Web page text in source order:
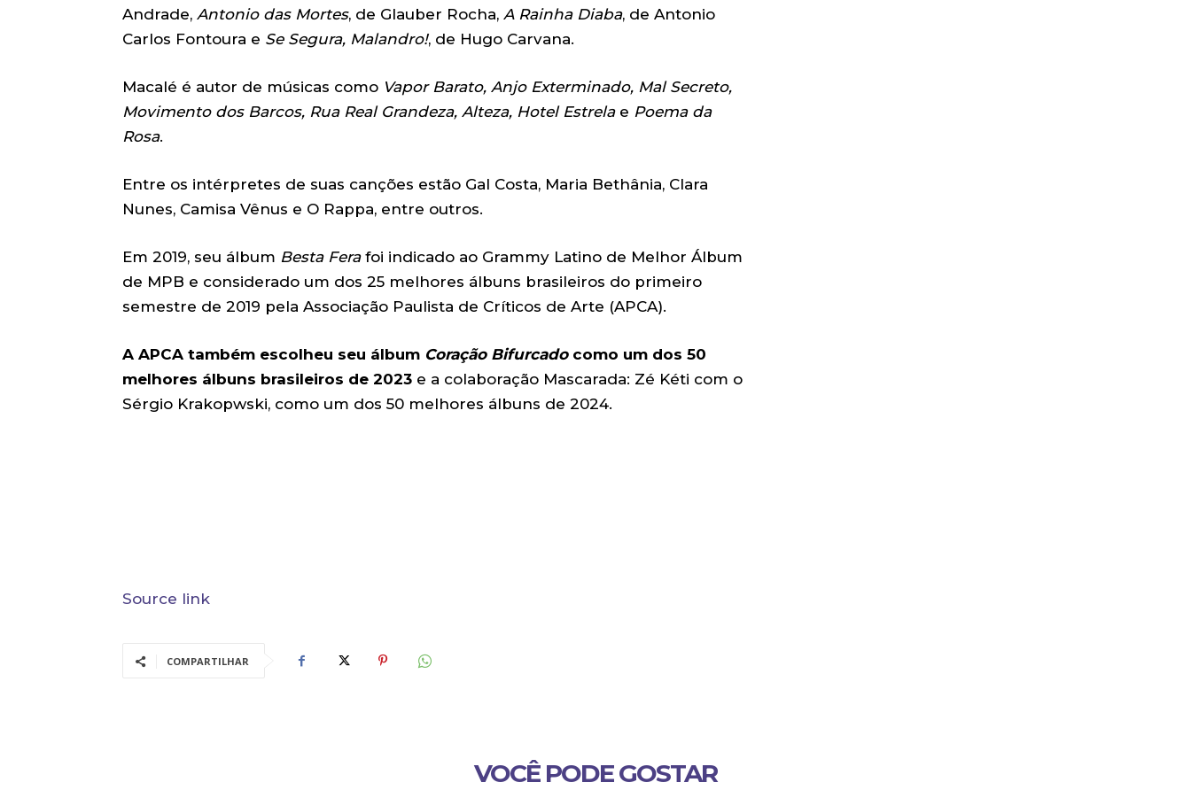
Andrade, Antonio das Mortes, de Glauber Rocha, A Rainha Diaba, de Antonio
Carlos Fontoura e Se Segura, Malandro!, de Hugo Carvana.
Macalé é autor de músicas como Vapor Barato, Anjo Exterminado, Mal Secreto,
Movimento dos Barcos, Rua Real Grandeza, Alteza, Hotel Estrelae Poema da
Rosa.
Entre os intérpretes de suas canções estão Gal Costa, Maria Bethânia, Clara
Nunes, Camisa Vênus e O Rappa, entre outros.
Em 2019, seu álbum Besta Ferafoi indicado ao Grammy Latino de Melhor Álbum
de MPB e considerado um dos 25 melhores álbuns brasileiros do primeiro
semestre de 2019 pela Associação Paulista de Críticos de Arte (APCA).
A APCA também escolheu seu álbum Coração Bifurcadocomo um dos 50
melhores álbuns brasileiros de 2023 e a colaboração Mascarada: Zé Kéti com o
Sérgio Krakopwski, como um dos 50 melhores álbuns de 2024.
Source link
COMPARTILHAR
VOCÊ PODE GOSTAR